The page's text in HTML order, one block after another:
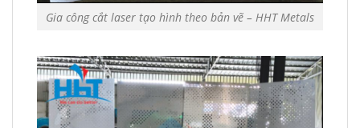
Gia công cắt laser tạo hình theo bản vẽ – HHT Metals